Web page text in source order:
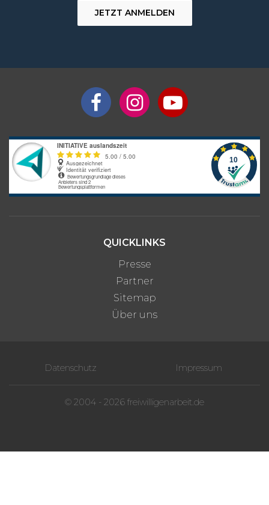
JETZT ANMELDEN
QUICKLINKS
Presse
Partner
Sitemap
Über uns
Datenschutz Impressum
© 2004 - 2026 freiwilligenarbeit.de